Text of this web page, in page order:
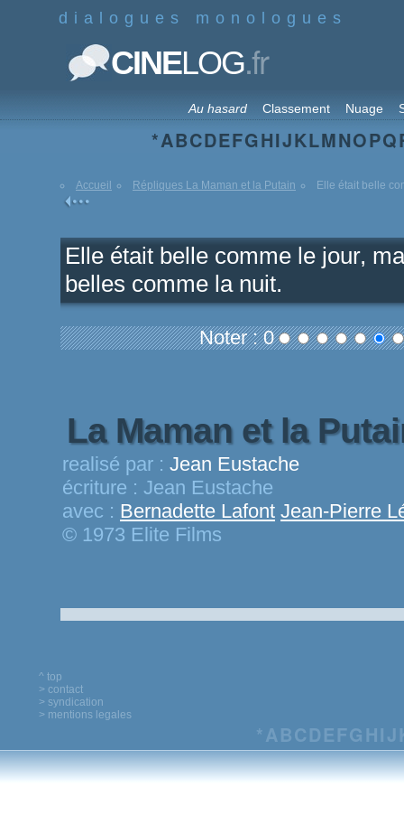
dialogues monologues
CINELOG.fr
Au hasard Classement Nuage
*ABCDEFGHIJKLMNOPQ
Accueil Répliques La Maman et la Putain Elle était belle
Elle était belle comme le jour,
belles comme la nuit.
Noter : 0
La Maman et la
realisé par : Jean Eustache
écriture : Jean Eustache
avec : Bernadette Lafont Jean-Pierre
© 1973 Elite Films
^ top
> contact
> syndication
> mentions legales
*ABCDEFG HIJ